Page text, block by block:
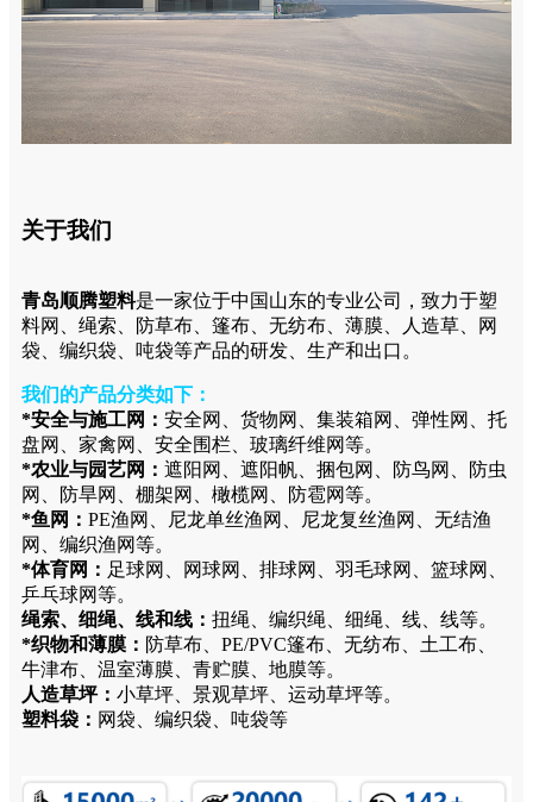
关于我们
青岛顺腾塑料是一家位于中国山东的专业公司，致力于塑
料网、绳索、防草布、篷布、无纺布、薄膜、人造草、网
袋、编织袋、吨袋等产品的研发、生产和出口。
我们的产品分类如下：
*安全与施工网： 安全网、货物网、集装箱网、弹性网、托
盘网、家禽网、安全围栏、玻璃纤维网等。
*农业与园艺网： 遮阳网、遮阳帆、捆包网、防鸟网、防虫
网、防旱网、棚架网、橄榄网、防雹网等。
*鱼网： PE渔网、尼龙单丝渔网、尼龙复丝渔网、无结渔
网、编织渔网等。
*体育网： 足球网、网球网、排球网、羽毛球网、篮球网、
乒乓球网等。
绳索、细绳、线和线： 扭绳、编织绳、细绳、线、线等。
*织物和薄膜： 防草布、PE/PVC篷布、无纺布、土工布、
牛津布、温室薄膜、青贮膜、地膜等。
人造草坪： 小草坪、景观草坪、运动草坪等。
塑料袋： 网袋、编织袋、吨袋等